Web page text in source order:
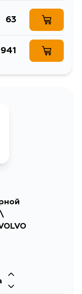
63
941